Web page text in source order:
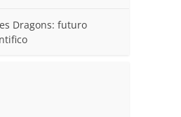
Dragons: futuro